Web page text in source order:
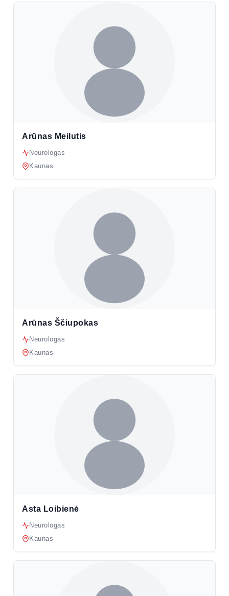
Arūnas Meilutis
Neurologas
Kaunas
Arūnas Ščiupokas
Neurologas
Kaunas
Asta Loibienė
Neurologas
Kaunas